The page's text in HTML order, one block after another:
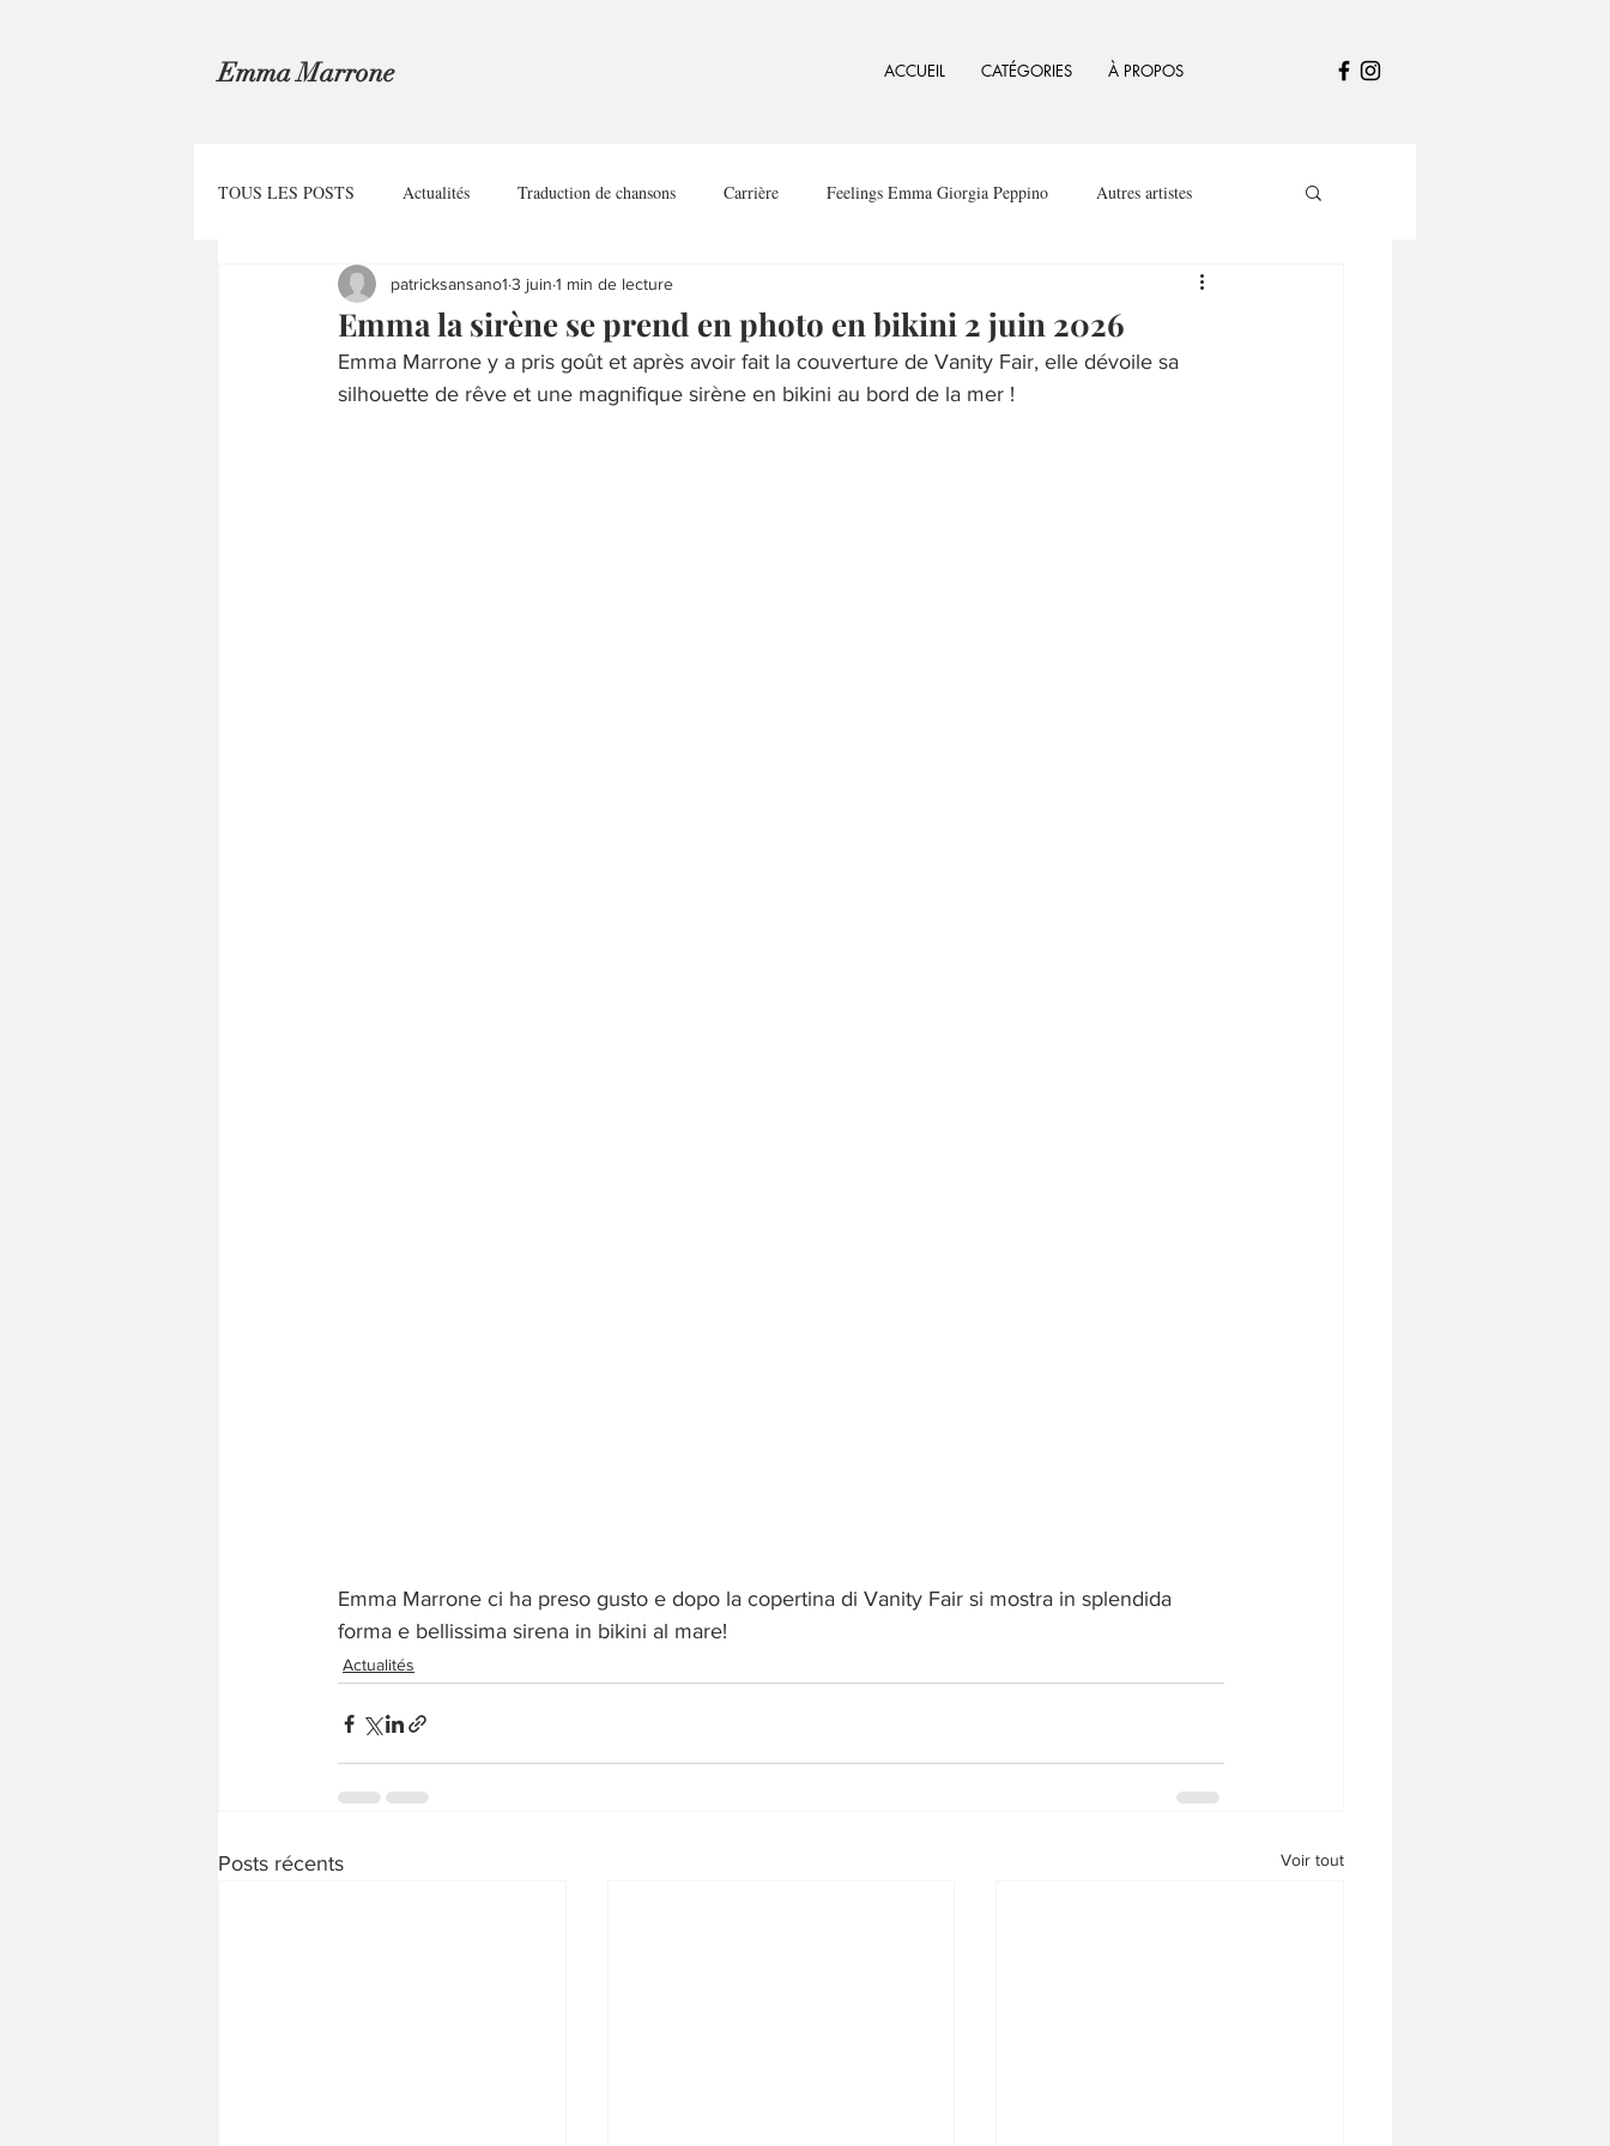
Emma Marrone ACCUEIL CATÉGORIES À PROPOS
TOUS LES POSTS Actualités Traduction de chansons Carrière Feelings Emma Giorgia Peppino Autres artistes
Emma la sirène se prend en photo en bikini 2 juin 2026
patricksansano1 3 juin 1 min de lecture
Emma Marrone y a pris goût et après avoir fait la couverture de Vanity Fair, elle dévoile sa
silhouette de rêve et une magnifique sirène en bikini au bord de la mer !
Emma Marrone ci ha preso gusto e dopo la copertina di Vanity Fair si mostra in splendida
forma e bellissima sirena in bikini al mare!
Actualités
Posts récents Voir tout